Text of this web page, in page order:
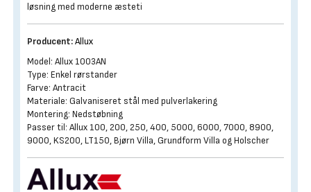
løsning med moderne æsteti
Producent:Allux
Model: Allux 1003AN
Type: Enkel rørstander
Farve: Antracit
Materiale: Galvaniseret stål med pulverlakering
Montering: Nedstøbning
Passer til: Allux 100, 200, 250, 400, 5000, 6000, 7000, 8900,
9000, KS200, LT150, Bjørn Villa, Grundform Villa og Holscher